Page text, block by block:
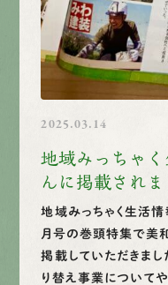
2025.03.14
地域みっちゃ
んに掲載されま
地域みっちゃく生活情
月号の巻頭特集で美
掲載していただきま
り替え事業について